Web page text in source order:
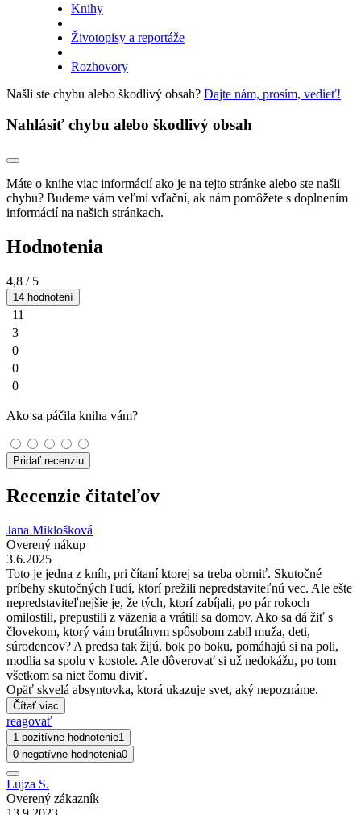
Knihy
Životopisy a reportáže
Rozhovory
Našli ste chybu alebo škodlivý obsah? Dajte nám, prosím, vedieť!
Nahlásiť chybu alebo škodlivý obsah
Máte o knihe viac informácií ako je na tejto stránke alebo ste našli
chybu? Budeme vám veľmi vďační, ak nám pomôžete s doplnením
informácií na našich stránkach.
Hodnotenia
4,8 / 5
14 hodnotení
11
3
0
0
0
Ako sa páčila kniha vám?
Pridať recenziu
Recenzie čitateľov
Jana Miklošková
Overený nákup
3.6.2025
Toto je jedna z kníh, pri čítaní ktorej sa treba obrniť. Skutočné
príbehy skutočných ľudí, ktorí prežili nepredstaviteľnú vec. Ale ešte
nepredstaviteľnejšie je, že tých, ktorí zabíjali, po pár rokoch
omilostili, prepustili z väzenia a vrátili sa domov. Ako sa dá žiť s
človekom, ktorý vám brutálnym spôsobom zabil muža, deti,
súrodencov? A predsa tak žijú, bok po boku, pomáhajú si na poli,
modlia sa spolu v kostole. Ale dôverovať si už nedokážu, po tom
všetkom sa niet čomu diviť.
Opäť skvelá absyntovka, ktorá ukazuje svet, aký nepoznáme.
Čítať viac
reagovať
1 pozitívne hodnotenie1
0 negatívne hodnotenia0
Lujza S.
Overený zákazník